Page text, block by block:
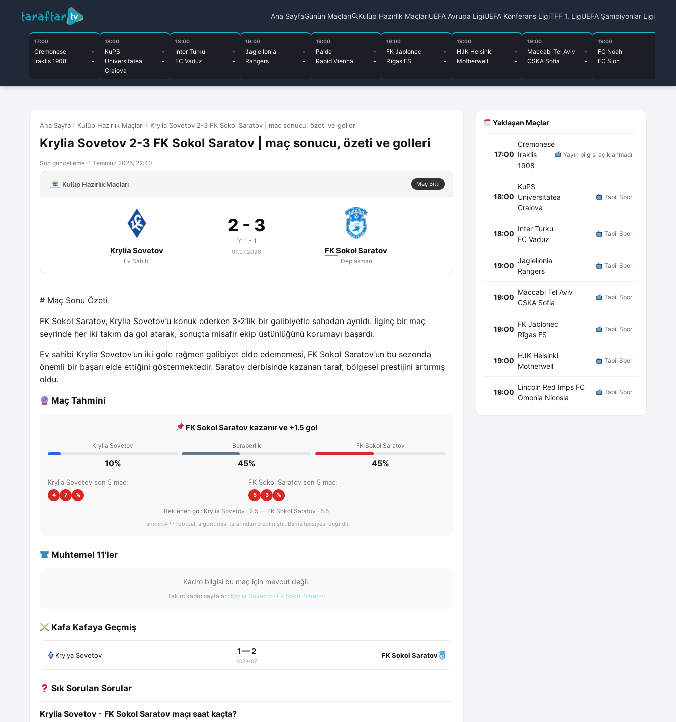
Ana SayfaGünün Maçları Kulüp Hazırlık MaçlarıUEFA Avrupa LigiUEFA Konferans LigiTFF 1. LigUEFA Şampiyonlar Ligi
17:00
Cremonese
-
Iraklis 1908
-
18:00
KuPS
-
Universitatea
Craiova
-
18:00
Inter Turku
-
FC Vaduz
-
19:00
Jagiellonia
-
Rangers
-
19:00
Paide
-
Rapid Vienna
-
19:00
FK Jablonec
-
Rīgas FS
-
19:00
HJK Helsinki
-
Motherwell
-
19:00
Maccabi Tel Aviv
-
CSKA Sofia
-
19:00
FC Noah
FC Sion
Ana Sayfa › Kulüp Hazırlık Maçları › Krylia Sovetov 2-3 FK Sokol Saratov | maç sonucu, özeti ve golleri
Krylia Sovetov 2-3 FK Sokol Saratov | maç sonucu, özeti ve golleri
Son güncelleme: 1 Temmuz 2026, 22:40
Kulüp Hazırlık Maçları Maç Bitti
Krylia Sovetov
Ev Sahibi
2 - 3
İY: 1 - 1
01.07.2026 FK Sokol Saratov
Deplasman
# Maç Sonu Özeti
FK Sokol Saratov, Krylia Sovetov’u konuk ederken 3-2’lik bir galibiyetle sahadan ayrıldı. İlginç bir maç
seyrinde her iki takım da gol atarak, sonuçta misafir ekip üstünlüğünü korumayı başardı.
Ev sahibi Krylia Sovetov’un iki gole rağmen galibiyet elde edememesi, FK Sokol Saratov’un bu sezonda
önemli bir başarı elde ettiğini göstermektedir. Saratov derbisinde kazanan taraf, bölgesel prestijini artırmış
oldu.
Maç Tahmini
FK Sokol Saratov kazanır ve +1.5 gol
Krylia Sovetov
10%
Beraberlik
45%
FK Sokol Saratov
45%
Krylia Sovetov son 5 maç:
4 7 %
FK Sokol Saratov son 5 maç:
5 3 %
Beklenen gol: Krylia Sovetov -2.5 — FK Sokol Saratov -5.5
Tahmin API-Football algoritması tarafından üretilmiştir. Bahis tavsiyesi değildir.
Muhtemel 11'ler
Kadro bilgisi bu maç için mevcut değil.
Takım kadro sayfaları: Krylia Sovetov · FK Sokol Saratov
Kafa Kafaya Geçmiş
Krylya Sovetov 1 — 2
2023-07
FK Sokol Saratov
Sık Sorulan Sorular
Krylia Sovetov - FK Sokol Saratov maçı saat kaçta?
Yaklaşan Maçlar
17:00
Cremonese
Iraklis
1908
Yayın bilgisi açıklanmadı
18:00
KuPS
Universitatea
Craiova
Tabii Spor
18:00
Inter Turku
FC Vaduz
Tabii Spor
19:00
Jagiellonia
Rangers
Tabii Spor
19:00
Maccabi Tel Aviv
CSKA Sofia
Tabii Spor
19:00
FK Jablonec
Rīgas FS
Tabii Spor
19:00
HJK Helsinki
Motherwell
Tabii Spor
19:00
Lincoln Red Imps FC
Omonia Nicosia
Tabii Spor